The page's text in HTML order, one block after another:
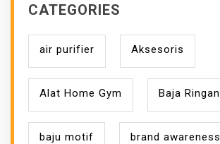
CATEGORIES
air purifier Aksesoris
Alat Home Gym Baja Ringan
baju motif brand awareness